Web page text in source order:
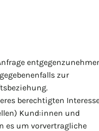
zur
berechtigten
Kund:innen und
es um vorvertragliche